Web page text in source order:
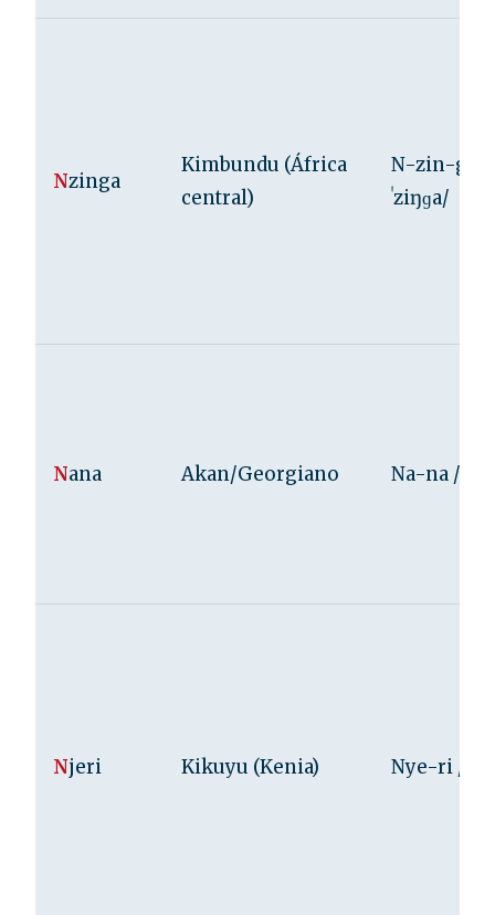
Nzinga
Kimbundu (África
central)
N-zin-ga /
ˈziŋɡa/
Nana Akan/Georgiano Na-na /
Njeri Kikuyu (Kenia) Nye-ri /